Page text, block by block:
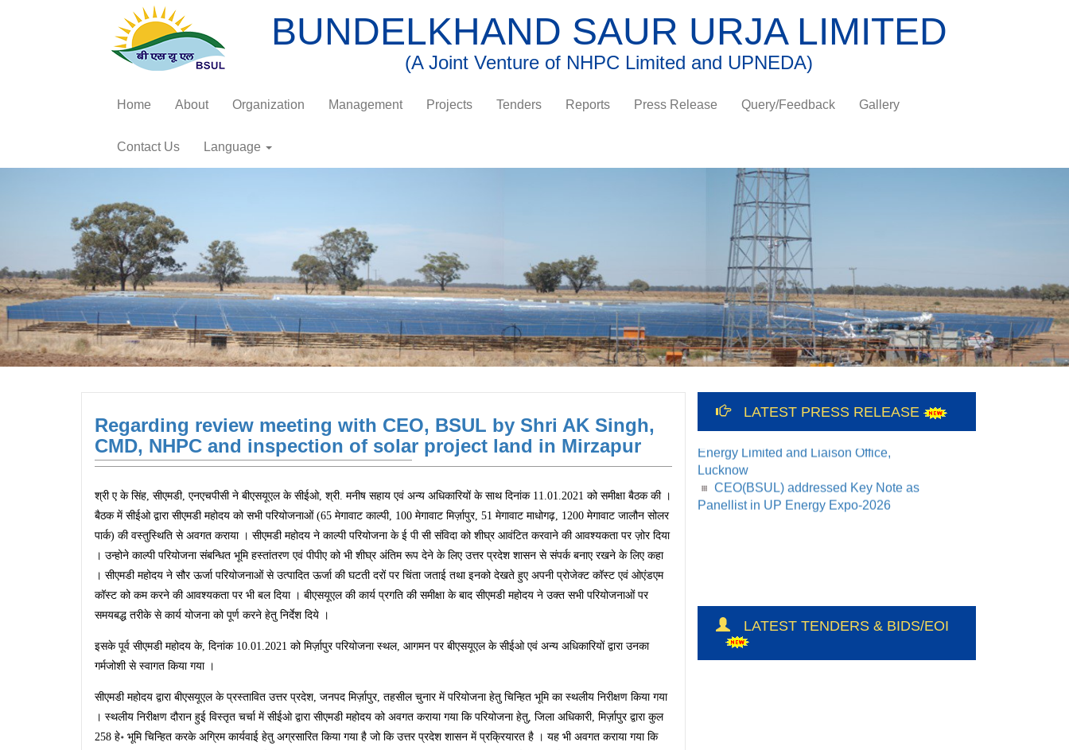
BUNDELKHAND SAUR URJA LIMITED
(A Joint Venture of NHPC Limited and UPNEDA)
Home About Organization Management Projects Tenders Reports Press Release Query/Feedback Gallery
Contact Us Language
Regarding review meeting with CEO, BSUL by Shri AK Singh,
CMD, NHPC and inspection of solar project land in Mirzapur
श्री ए के सिंह, सीएमडी, एनएचपीसी ने बीएसयूएल के सीईओ, श्री. मनीष सहाय एवं अन्य अधिकारियों के साथ दिनांक 11.01.2021 को समीक्षा बैठक की ।
बैठक में सीईओ द्वारा सीएमडी महोदय को सभी परियोजनाओं (65 मेगावाट काल्पी, 100 मेगावाट मिर्ज़ापुर, 51 मेगावाट माधोगढ़, 1200 मेगावाट जालौन सोलर
पार्क) की वस्तुस्थिति से अवगत कराया । सीएमडी महोदय ने काल्पी परियोजना के ई पी सी संविदा को शीघ्र आवंटित करवाने की आवश्यकता पर ज़ोर दिया
। उन्होने काल्पी परियोजना संबन्धित भूमि हस्तांतरण एवं पीपीए को भी शीघ्र अंतिम रूप देने के लिए उत्तर प्रदेश शासन से संपर्क बनाए रखने के लिए कहा
। सीएमडी महोदय ने सौर ऊर्जा परियोजनाओं से उत्पादित ऊर्जा की घटती दरों पर चिंता जताई तथा इनको देखते हुए अपनी प्रोजेक्ट कॉस्ट एवं ओएंडएम
कॉस्ट को कम करने की आवश्यकता पर भी बल दिया । बीएसयूएल की कार्य प्रगति की समीक्षा के बाद सीएमडी महोदय ने उक्त सभी परियोजनाओं पर
समयबद्ध तरीके से कार्य योजना को पूर्ण करने हेतु निर्देश दिये ।
इसके पूर्व सीएमडी महोदय के, दिनांक 10.01.2021 को मिर्ज़ापुर परियोजना स्थल, आगमन पर बीएसयूएल के सीईओ एवं अन्य अधिकारियों द्वारा उनका
गर्मजोशी से स्वागत किया गया ।
सीएमडी महोदय द्वारा बीएसयूएल के प्रस्तावित उत्तर प्रदेश, जनपद मिर्ज़ापुर, तहसील चुनार में परियोजना हेतु चिन्हित भूमि का स्थलीय निरीक्षण किया गया
। स्थलीय निरीक्षण दौरान हुई विस्तृत चर्चा में सीईओ द्वारा सीएमडी महोदय को अवगत कराया गया कि परियोजना हेतु, जिला अधिकारी, मिर्ज़ापुर द्वारा कुल
258 हे॰ भूमि चिन्हित करके अग्रिम कार्यवाई हेतु अग्रसारित किया गया है जो कि उत्तर प्रदेश शासन में प्रक्रियारत है । यह भी अवगत कराया गया कि
LATEST PRESS RELEASE
12th International Yoga Day
Celebration at Bundelkhand Solar
Lucknow
CEO(BSUL) addressed Key Note as
Panellist in UP Energy Expo-2026
LATEST TENDERS & BIDS/EOI